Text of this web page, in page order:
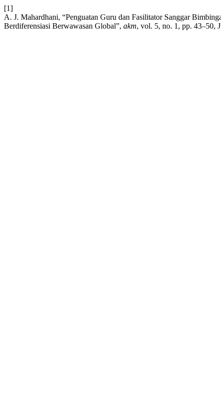
[1]
A. J. Mahardhani, “Penguatan Guru dan Fasilitator Sanggar
Berdiferensiasi Berwawasan Global”, akm, vol. 5, no. 1, pp. 43–50,